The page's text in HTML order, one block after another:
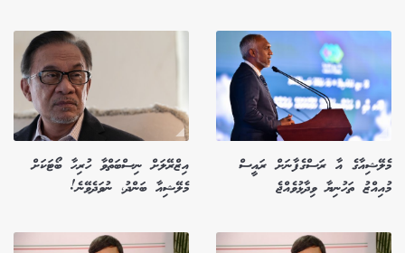
މެލޭޝިއާގެ އާ ރަސްގެފާނަށް ރައީސް
މުއިއްޒު ތަހުނިޔާ ވިދާޅުވެއްޖެ
އިޒްރޭލަށް ނިސްބަތްވާ ހުރިހާ ބޯޓަކަށް
މެލޭޝިއާ ބަންދު، ނުވަދެވޭނެ!